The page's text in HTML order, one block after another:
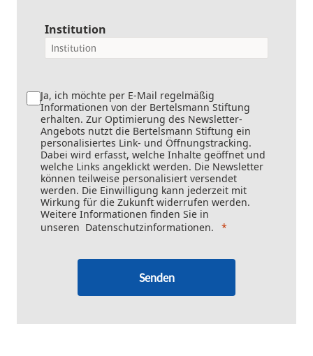
Institution
Ja, ich möchte per E-Mail regelmäßig
Informationen von der Bertelsmann Stiftung
erhalten. Zur Optimierung des Newsletter-
Angebots nutzt die Bertelsmann Stiftung ein
personalisiertes Link- und Öffnungstracking.
Dabei wird erfasst, welche Inhalte geöffnet und
welche Links angeklickt werden. Die Newsletter
können teilweise personalisiert versendet
werden. Die Einwilligung kann jederzeit mit
Wirkung für die Zukunft widerrufen werden.
Weitere Informationen finden Sie in
unseren Datenschutzinformationen.
Senden